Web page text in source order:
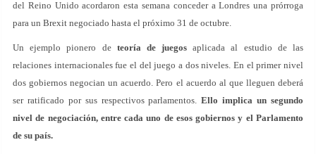
del Reino Unido acordaron esta semana conceder a Londres una prórroga
para un Brexit negociado hasta el próximo 31 de octubre.
Un ejemplo pionero de teoría de juegos aplicada al estudio de las
relaciones internacionales fue el del juego a dos niveles. En el primer nivel
dos gobiernos negocian un acuerdo. Pero el acuerdo al que lleguen deberá
ser ratificado por sus respectivos parlamentos.Ello implica un segundo
nivel de negociación, entre cada uno de esos gobiernos y el Parlamento
de su país.